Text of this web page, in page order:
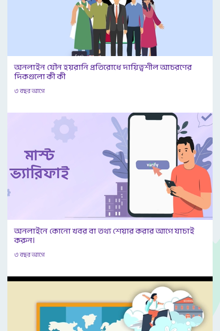
অনলাইন যৌন হয়রানি প্রতিরোধে দায়িত্বশীল আচরণের
দিকগুলো কী কী
৩ বছর আগে
অনলাইনে কোনো খবর বা তথ্য শেয়ার করার আগে যাচাই
করুন।
৩ বছর আগে